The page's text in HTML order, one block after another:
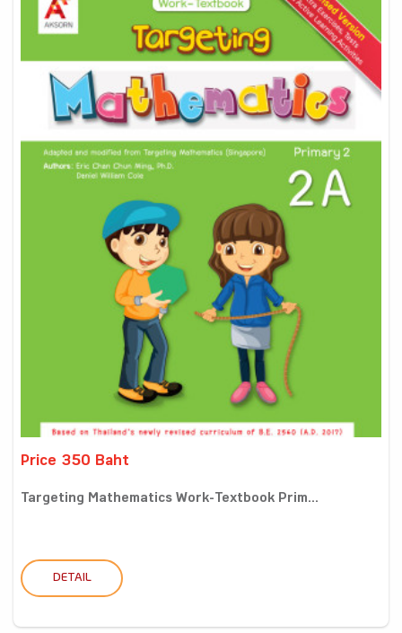
Price 350 Baht
Targeting Mathematics Work-Textbook Prim...
DETAIL